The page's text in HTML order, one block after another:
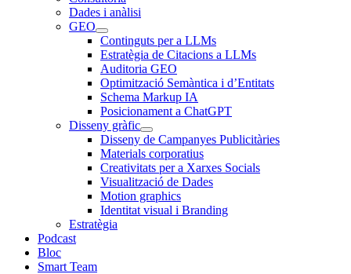
Dades i anàlisi
GEO
Continguts per a LLMs
Estratègia de Citacions a LLMs
Auditoria GEO
Optimització Semàntica i d’Entitats
Schema Markup IA
Posicionament a ChatGPT
Disseny gràfic
Disseny de Campanyes Publicitàries
Materials corporatius
Creativitats per a Xarxes Socials
Visualització de Dades
Motion graphics
Identitat visual i Branding
Estratègia
Podcast
Bloc
Smart Team